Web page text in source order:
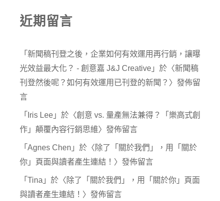
近期留言
「 新聞稿刊登之後，企業如何有效運用再行銷，讓曝
光效益最大化？ - 創意嘉 J&J Creative 」於〈新聞稿
刊登然後呢？如何有效運用已刊登的新聞？ 〉發佈留
言
「 Iris Lee 」於〈創意 vs. 量產無法兼得？「樂高式創
作」顛覆內容行銷思維〉發佈留言
「 Agnes Chen 」於〈除了「關於我們」，用「關於
你」頁面與讀者產生連結！ 〉發佈留言
「 Tina 」於〈除了「關於我們」，用「關於你」頁面
與讀者產生連結！ 〉發佈留言